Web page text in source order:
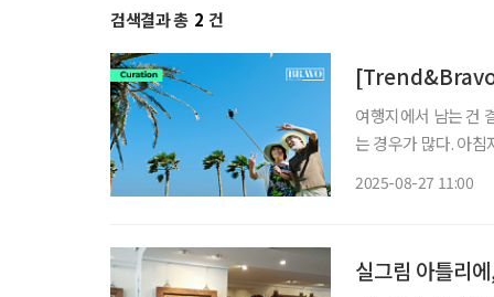
검색결과 총 2 건
[Trend&Bravo]
여행지에서 남는 건
는 경우가 많다. 아
2025-08-27 11:00
실그림 아틀리